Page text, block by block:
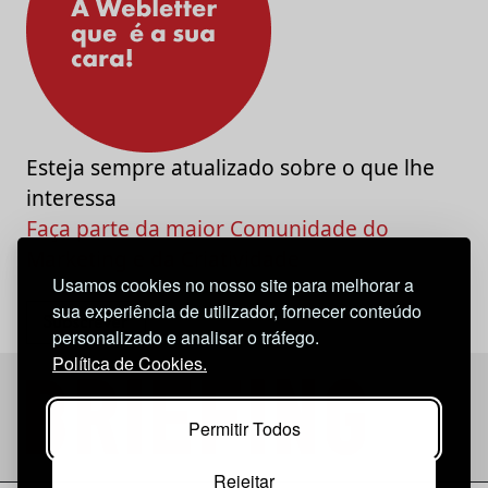
Usamos cookies no nosso site para melhorar a
sua experiência de utilizador, fornecer conteúdo
personalizado e analisar o tráfego.
Política de Cookies.
Permitir Todos
Rejeitar
Esteja sempre atualizado sobre o que lhe
interessa
Faça parte da maior Comunidade do